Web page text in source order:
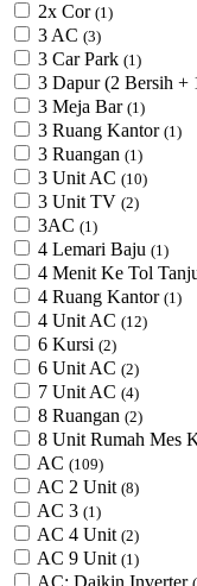
2x Cor (1)
3 AC (3)
3 Car Park (1)
3 Dapur (2 Bersih +
3 Meja Bar (1)
3 Ruang Kantor (1)
3 Ruangan (1)
3 Unit AC (10)
3 Unit TV (2)
3AC (1)
4 Lemari Baju (1)
4 Menit Ke Tol
4 Ruang Kantor (1)
4 Unit AC (12)
6 Kursi (2)
6 Unit AC (2)
7 Unit AC (4)
8 Ruangan (2)
8 Unit Rumah Mes
AC (109)
AC 2 Unit (8)
AC 3 (1)
AC 4 Unit (2)
AC 9 Unit (1)
AC: Daikin Inverter